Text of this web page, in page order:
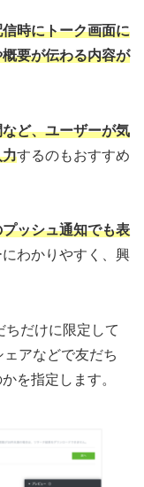
時にトーク画面に
要が伝わる内容が
ど、ユーザーが気
力するのもおすすめ
ッシュ通知でも表
わかりやすく、興
だけに限定して
アなどで友だち
を指定します。